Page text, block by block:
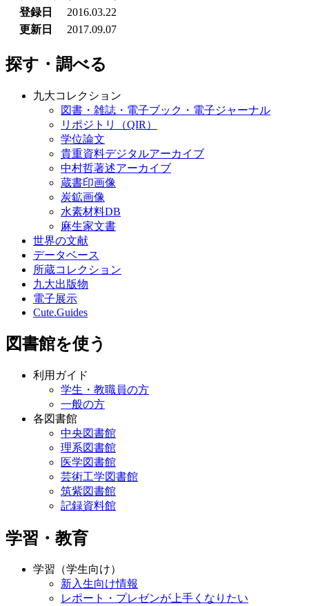
登録日
2016.03.22
更新日
2017.09.07
探す・調べる
九大コレクション
図書・雑誌・電子ブック・電子ジャーナル
リポジトリ（QIR）
学位論文
貴重資料デジタルアーカイブ
中村哲著述アーカイブ
蔵書印画像
炭鉱画像
水素材料DB
麻生家文書
世界の文献
データベース
所蔵コレクション
九大出版物
電子展示
Cute.Guides
図書館を使う
利用ガイド
学生・教職員の方
一般の方
各図書館
中央図書館
理系図書館
医学図書館
芸術工学図書館
筑紫図書館
記録資料館
学習・教育
学習（学生向け）
新入生向け情報
レポート・プレゼンが上手くなりたい